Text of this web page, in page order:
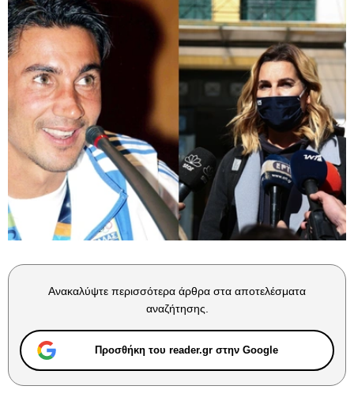
Ανακαλύψτε περισσότερα άρθρα στα αποτελέσματα
αναζήτησης.
Προσθήκη του reader.gr στην Google